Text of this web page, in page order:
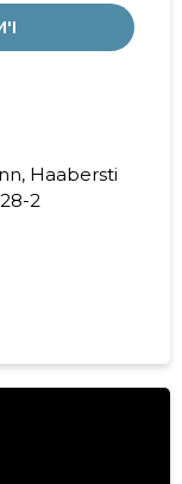
Haabersti
2